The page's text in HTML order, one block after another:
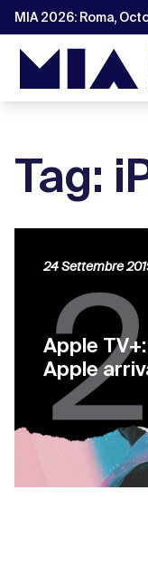
MIA 2026: Roma,
Tag:
Apple
Apple
24 Settembre